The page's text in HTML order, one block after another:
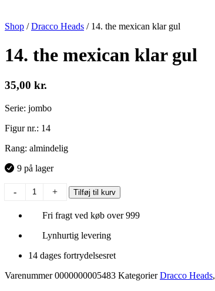
Shop /Dracco Heads / 14. the mexican klar gul
14. the mexican klar gul
35,00 kr.
Serie: jombo
Figur nr.: 14
Rang: almindelig
9 på lager
-
antal
+ Tilføj til kurv
Fri fragt ved køb over 999
Lynhurtig levering
14 dages fortrydelsesret
Varenummer0000000005483 Kategorier Dracco Heads,